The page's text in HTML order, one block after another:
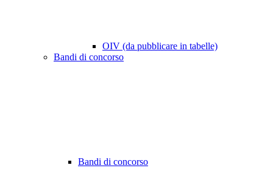
OIV (da pubblicare in tabelle)
Bandi di concorso
Bandi di concorso